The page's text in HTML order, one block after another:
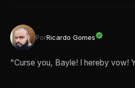
PorRicardo Gomes
"Curse you, Bayle! I hereby vow!